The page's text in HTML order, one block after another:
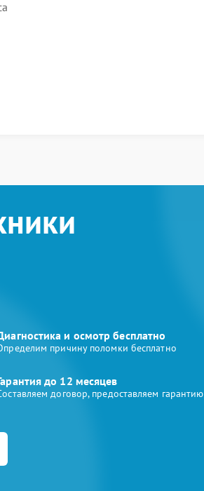
и осмотр бесплатно
причину поломки бесплатно
до 12 месяцев
договор, предоставляем гарантию